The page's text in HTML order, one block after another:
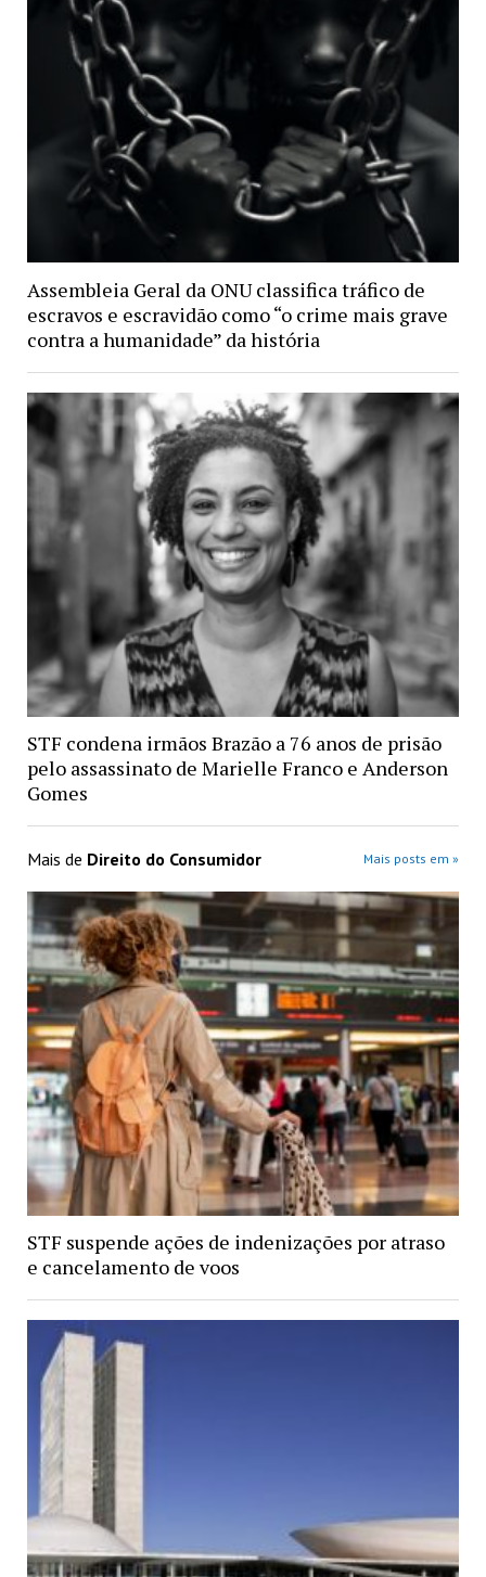
Assembleia Geral da ONU classifica tráfico de
escravos e escravidão como “o crime mais grave
contra a humanidade” da história
STF condena irmãos Brazão a 76 anos de prisão
pelo assassinato de Marielle Franco e Anderson
Gomes
Mais de Direito do Consumidor Mais posts em »
STF suspende ações de indenizações por atraso
e cancelamento de voos